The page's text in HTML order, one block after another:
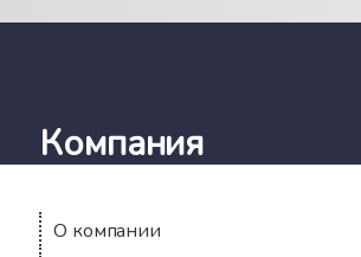
Компания
О компании